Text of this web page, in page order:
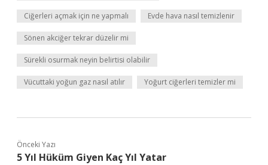
Ciğerleri açmak için ne yapmalı Evde hava nasıl temizlenir
Sönen akciğer tekrar düzelir mi
Sürekli osurmak neyin belirtisi olabilir
Vücuttaki yoğun gaz nasıl atılır Yoğurt ciğerleri temizler mi
Önceki Yazı
5 Yıl Hüküm Giyen Kaç Yıl Yatar